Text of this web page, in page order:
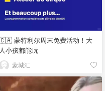
蒙特利尔周末免费活动！大
人小孩都能玩
蒙城汇